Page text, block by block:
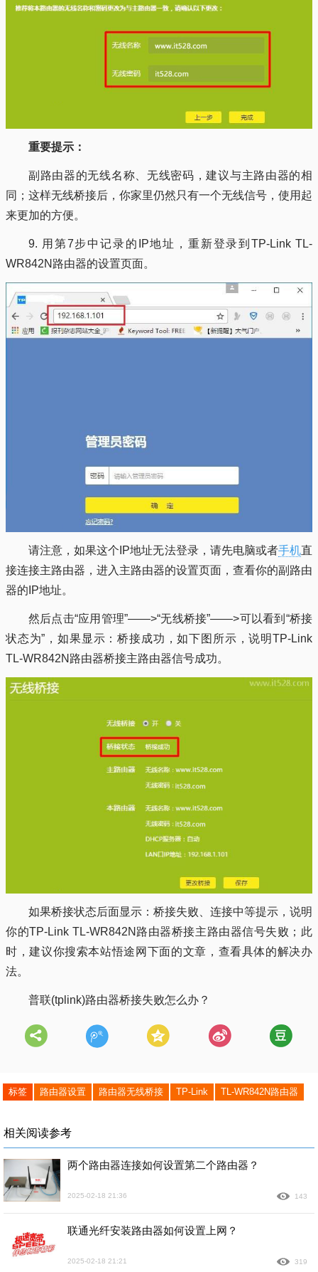
重要提示：
副路由器的无线名称、无线密码，建议与主路由器的相
同；这样无线桥接后，你家里仍然只有一个无线信号，使用起
来更加的方便。
9. 用第7步中记录的IP地址，重新登录到TP-Link TL-
WR842N路由器的设置页面。
请注意，如果这个IP地址无法登录，请先电脑或者手机直
接连接主路由器，进入主路由器的设置页面，查看你的副路由
器的IP地址。
然后点击“应用管理”——>“无线桥接”——>可以看到“桥接
状态为”，如果显示：桥接成功，如下图所示，说明TP-Link
TL-WR842N路由器桥接主路由器信号成功。
如果桥接状态后面显示：桥接失败、连接中等提示，说明
你的TP-Link TL-WR842N路由器桥接主路由器信号失败；此
时，建议你搜索本站悟途网下面的文章，查看具体的解决办
法。
普联(tplink)路由器桥接失败怎么办？
标签 路由器设置 路由器无线桥接 TP-Link TL-WR842N路由器
相关阅读参考
两个路由器连接如何设置第二个路由器？
2025-02-18 21:36 143
联通光纤安装路由器如何设置上网？
2025-02-18 21:21 319